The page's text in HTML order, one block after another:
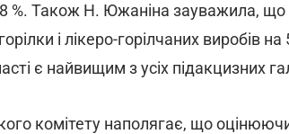
%. Також Н. Южаніна зауважила, що
і лікеро-горілчаних виробів
є найвищим з усіх підакцизних
комітету наполягає, що